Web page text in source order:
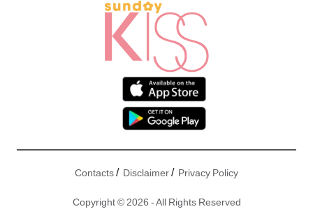
Contacts/ Disclaimer/ Privacy Policy
Copyright © 2026 - All Rights Reserved